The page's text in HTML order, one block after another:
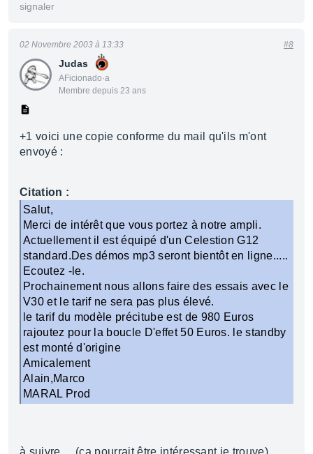
signaler
Judas
AFicionado·a
Membre depuis 23 ans
02 Novembre 2003 à 13:33 #8
+1 voici une copie conforme du mail qu'ils m'ont
envoyé :
Citation :
Salut,
Merci de intérêt que vous portez à notre ampli.
Actuellement il est équipé d'un Celestion G12
standard.Des démos mp3 seront bientôt en ligne.....
Ecoutez -le.
Prochainement nous allons faire des essais avec le
V30 et le tarif ne sera pas plus élevé.
le tarif du modèle précitube est de 980 Euros
rajoutez pour la boucle D'effet 50 Euros. le standby
est monté d'origine
Amicalement
Alain,Marco
MARAL Prod
à suivre ... (ça pourrait être intéressant je trouve)